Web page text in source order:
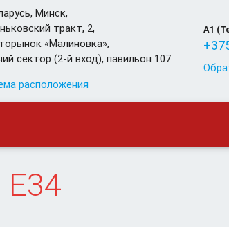
,Минск,
тракт, 2,
«Малиновка»,
сектор (2-й вход), павильон 107.
расположения
A1
E34